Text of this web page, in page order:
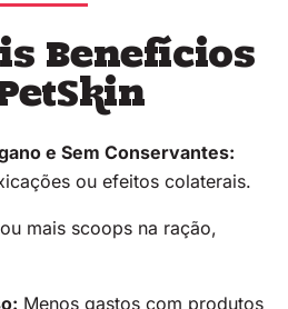
Benefícios
e Sem Conservantes:
ou efeitos colaterais.
mais scoops na ração,
Menos gastos com produtos